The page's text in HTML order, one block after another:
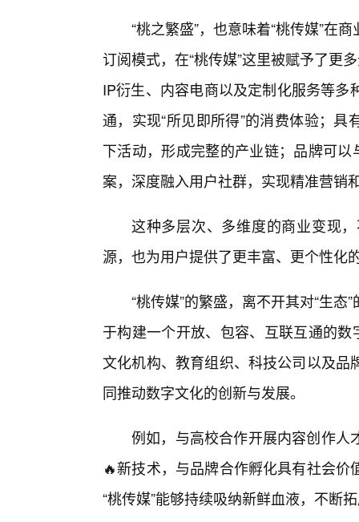
“桃之繁盛”，也意味着“桃传媒”在
订阅模式，在“桃传媒”这里被赋予了更
IP衍生、内容电商以及定制化服务等
通，实现“所见即所得”的消费体验；
下活动，形成完整的产业链；品牌可
案，深度融入用户社群，实现精准营销
这种多层次、多维度的商业变现
源，也为用户提供了更丰富、更个性化
“桃传媒”的繁盛，离不开其对“生
于构建一个开放、包容、互联互通的
文化机构、教育组织、科技公司以及
同推动数字文化的创新与发展。
例如，与高校合作开展内容创作人
🔥新技术，与品牌合作孵化具有社会
“桃传媒”能够持续吸纳新鲜血液，不断